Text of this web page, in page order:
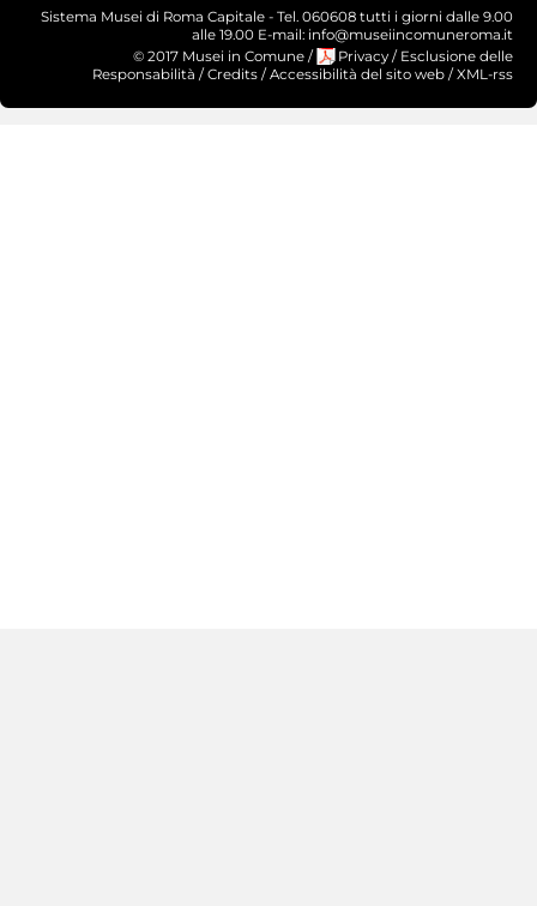
Sistema Musei di Roma Capitale - Tel. 060608 tutti i giorni dalle 9.00
alle 19.00 E-mail: info@museiincomuneroma.it
© 2017 Musei in Comune / Privacy / Esclusione delle
Responsabilità /Credits /Accessibilità del sito web /XML-rss